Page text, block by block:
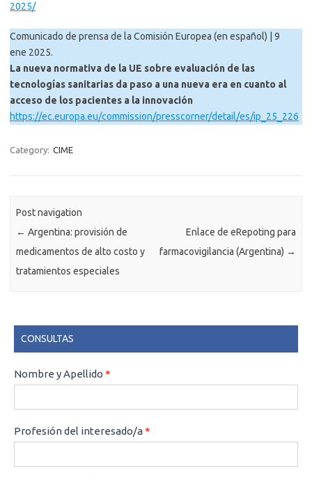
2025/
Comunicado de prensa de la Comisión Europea (en español) | 9
ene 2025.
La nueva normativa de la UE sobre evaluación de las
tecnologías sanitarias da paso a una nueva era en cuanto al
acceso de los pacientes a la innovación
https://ec.europa.eu/commission/presscorner/detail/es/ip_25_226
Category: CIME
Post navigation
← Argentina: provisión de
medicamentos de alto costo y
tratamientos especiales
Enlace de eRepoting para
farmacovigilancia (Argentina) →
CONSULTAS
CONSULTAS
Nombre y Apellido *
Profesión del interesado/a*